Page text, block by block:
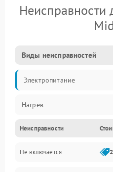
Неисправности
Виды неисправностей
Электропитание
Нагрев
Неисправности
Не включается